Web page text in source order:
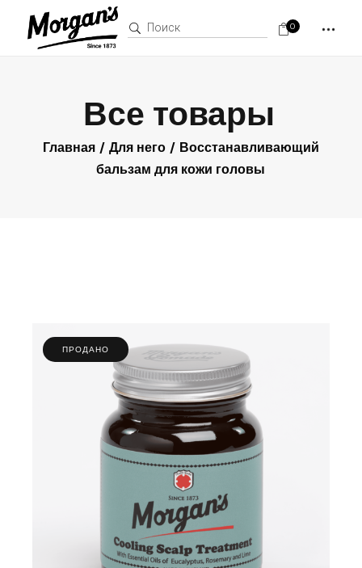
Поиск: 0
Все товары
Главная Для него
Восстанавливающий
бальзам для кожи головы
ПРОДАНО